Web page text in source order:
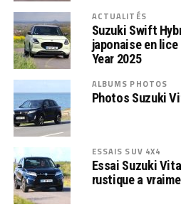
ACTUALITÉS
Suzuki Swift
japonaise en
Year 2025
ALBUMS PHOTOS
Photos Suzuki
ESSAIS SUV 4X4
Essai Suzuki
rustique a